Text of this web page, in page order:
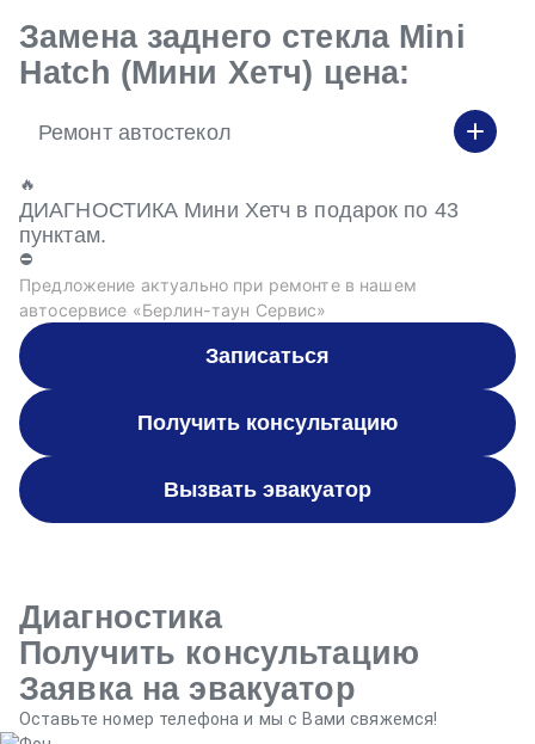
Замена заднего стекла Mini
Hatch (Мини Хетч) цена:
Ремонт автостекол
🔥
ДИАГНОСТИКА Мини Хетч в подарок по 43
пунктам.
⛔
Предложение актуально при ремонте в нашем
автосервисе «Берлин-таун Сервис»
Записаться
Получить консультацию
Вызвать эвакуатор
Диагностика
Получить консультацию
Заявка на эвакуатор
Оставьте номер телефона и мы с Вами свяжемся!